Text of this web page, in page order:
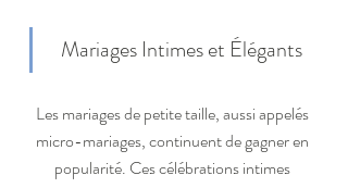
  Mariages Intimes et Élégants
Les mariages de petite taille, aussi appelés
micro-mariages, continuent de gagner en
popularité. Ces célébrations intimes